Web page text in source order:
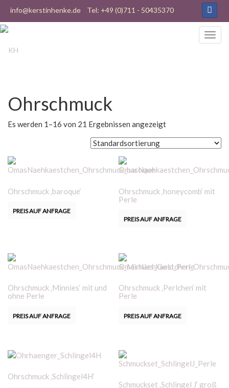
info@kerstinhenke.de Tel: +49 (0)711 - 50435370
Ohrschmuck
Es werden 1–16 von 21 Ergebnissen angezeigt
Ohrschmuck ‚baroque‘
PREIS AUF ANFRAGE
Ohrschmuck ‚honeycomb‘ mit
Perle
PREIS AUF ANFRAGE
Ohrschmuck ‚Minnies‘ mit und
ohne Perle
PREIS AUF ANFRAGE
Ohrschmuck ‚Perlchen‘ mit
Perle
PREIS AUF ANFRAGE
Ohrschmuck ‚Schlingel4H‘
Schmuckset ‚Schlingel J‘ groß